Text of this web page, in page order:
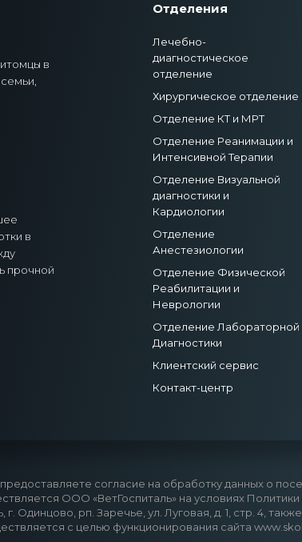
в
в
прочной
Отделения
Лечебно-
диагностическое
отделение
Хирургическое отделение
Отделение КТ и МРТ
Отделение Реанимации и
Интенсивной Терапии
Отделение Визуальной
диагностики и
Кардиологии
Отделение
Анестезиологии
Отделение Физической
Реабилитации и
Неврологии
Отделение Лабораторной
Диагностики
Клиентский сервис
Контакт-центр
согласие на обработку данных о
ООО «ВетГоспиталь» на условиях
г. Одинцово, рп. Заречье, ул. Луговая, д. 1, стр. 4,
с целью функционирования сайта